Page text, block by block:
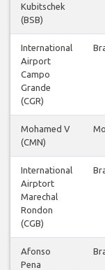
Kubitschek
(BSB)
International
Airport
Campo
Grande
(CGR)
Mohamed V
(CMN)
International
Airptort
Marechal
Rondon
(CGB)
Afonso
Pena